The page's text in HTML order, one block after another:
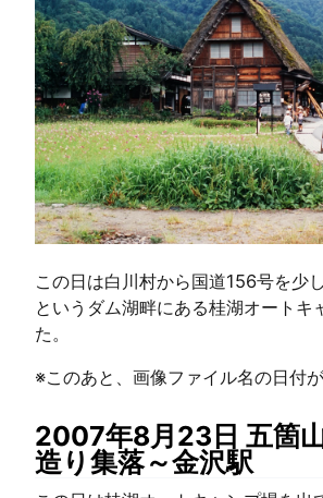
この日は白川村から国道156号を少
というダム湖畔にある桂湖オートキ
た。
※このあと、画像ファイル名の日付が
2007年8月23日 五箇
造り集落～金沢駅